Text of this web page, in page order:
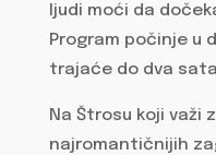
ljudi moći da
Program počinje u
trajaće do dva
Na Štrosu koji važi
najromantičnijih